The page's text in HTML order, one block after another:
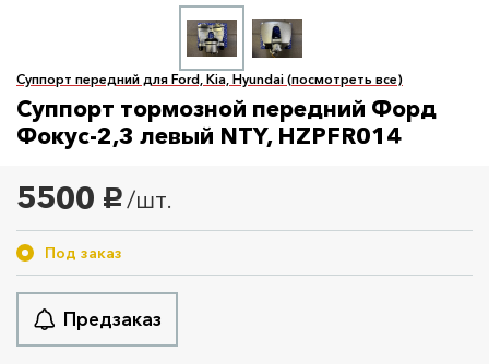
Суппорт передний для Ford, Kia, Hyundai (посмотреть все)
Суппорт тормозной передний Форд
Фокус-2,3 левый NTY, HZPFR014
5500 руб. /шт.
Под заказ
Предзаказ